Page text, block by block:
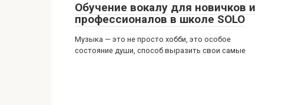
Обучение вокалу для новичков и
профессионалов в школе SOLO
Музыка — это не просто хобби, это особое
состояние души, способ выразить свои самые